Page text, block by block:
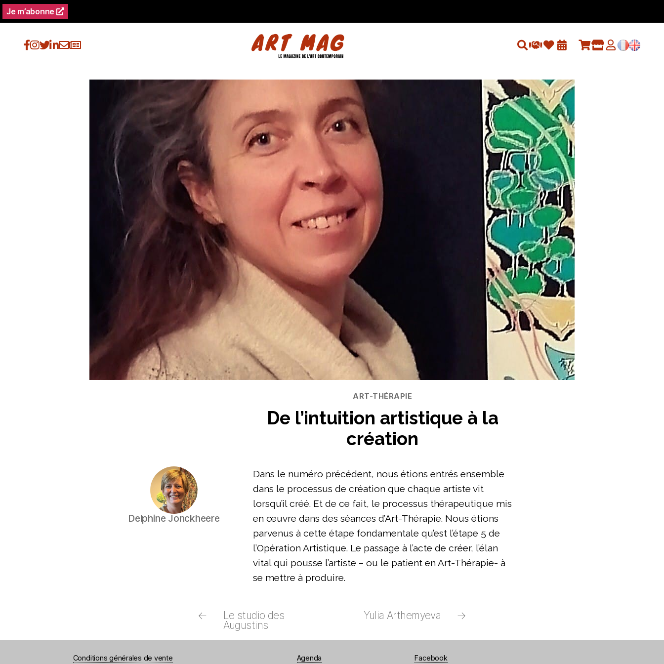
Je m’abonne
Catégories
ART-THÉRAPIE
De l’intuition artistique à la
création
Delphine Jonckheere
Dans le numéro précédent, nous étions entrés ensemble
dans le processus de création que chaque artiste vit
lorsqu’il créé. Et de ce fait, le processus thérapeutique mis
en œuvre dans des séances d’Art-Thérapie. Nous étions
parvenus à cette étape fondamentale qu’est l’étape 5 de
l’Opération Artistique. Le passage à l’acte de créer, l’élan
vital qui pousse l’artiste – ou le patient en Art-Thérapie- à
se mettre à produire.
←
Le studio des
Augustins
→
Yulia Arthemyeva
Conditions générales de vente Agenda Facebook